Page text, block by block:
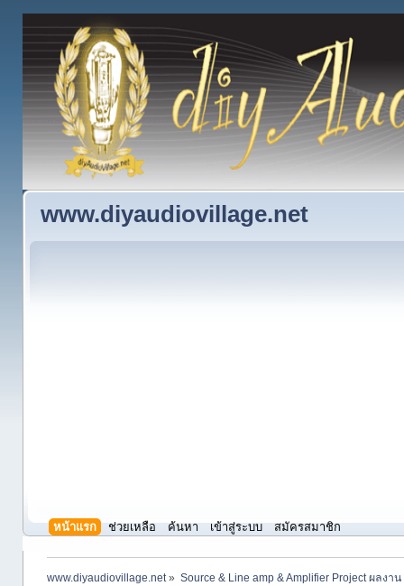
www.diyaudiovillage.net
หน้าแรก ช่วยเหลือ ค้นหา เข้าสู่ระบบ สมัครสมาชิก
www.diyaudiovillage.net» Source & Line amp & Amplifier Project ผลงาน